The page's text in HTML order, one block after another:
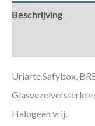
Beschrijving
Uriarte Safybox,
Halogeen vrij.